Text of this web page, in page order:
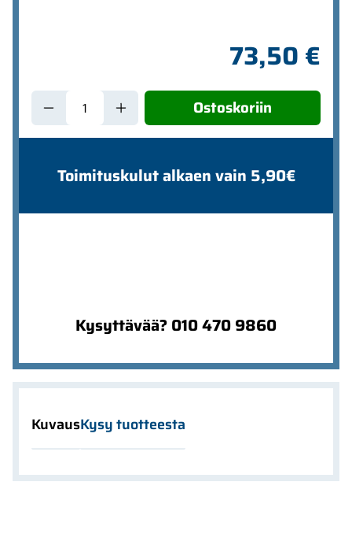
73,50 €
Ostoskoriin
Toimituskulut alkaen vain 5,90€
Kysyttävää? 010 470 9860
KuvausKysy tuotteesta